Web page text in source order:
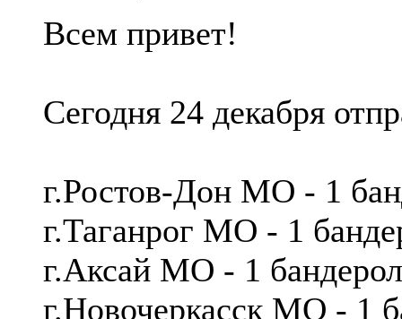
Всем привет!
Сегодня 24 декабря
г.Ростов-Дон МО - 1
г.Таганрог МО - 1
г.Аксай МО - 1
г.Новочеркасск МО - 1